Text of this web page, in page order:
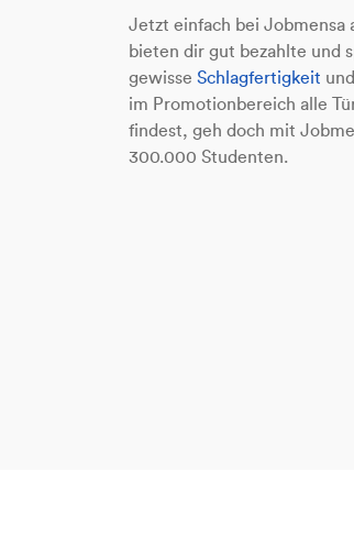
Jetzt einfach bei Jobmensa
bieten dir gut bezahlte und
gewisse Schlagfertigkeit
im Promotionbereich alle
findest, geh doch mit
300.000 Studenten.